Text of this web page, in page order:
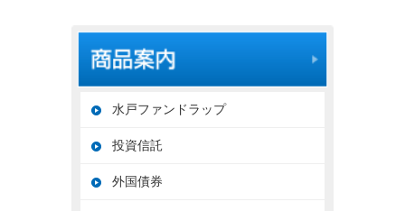
水戸ファンドラップ
投資信託
外国債券